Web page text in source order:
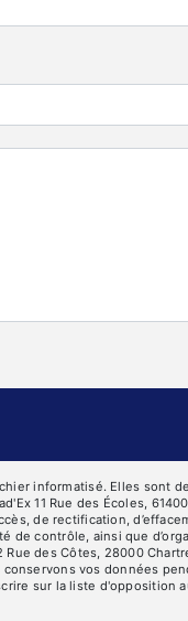
informatisé. Elles sont
11 Rue des Écoles,
de rectification,
de contrôle, ainsi que
des Côtes, 28000
vos données
sur la liste d'opposition